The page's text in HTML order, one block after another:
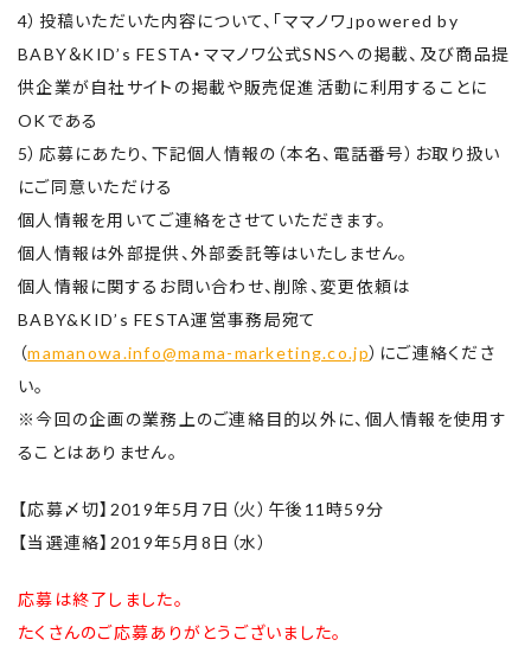
4）投稿いただいた内容について、「ママノワ」powered by
BABY＆KID’s FESTA・ママノワ公式SNSへの掲載、 及び商品提
供企業が自社サイトの掲載や販売促進活動に利用するこ とに
OKである
5）応募にあたり、下記個人情報の（本名、電話番号）お取り扱い
にご同意いただける
個人情報を用いてご連絡をさせていただきます。
個人情報は外部提供、外部委託等はいたしません。
個人情報に関するお問い合わせ、削除、変更依頼は
BABY&KID’s FESTA運営事務局宛て
（mamanowa.info@mama-marketing.co.jp）にご連絡くださ
い。
※今回の企画の業務上のご連絡目的以外に、個人情報を使用す
ることはありません。
【応募〆切】2019年5月7日（火）午後11時59分
【当選連絡】2019年5月8日（水）
応募は終了しました。
たくさんのご応募ありがとうございました。